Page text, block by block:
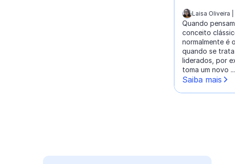
escrito por:
Laisa Oliveira |
Quando
conceito
normalmente é
quando se
liderados, por
toma um novo ...
Saiba mais